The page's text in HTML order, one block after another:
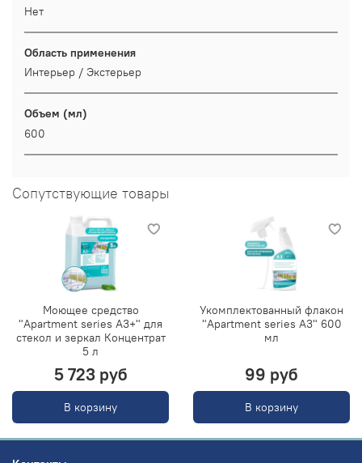
Нет
Область применения
Интерьер / Экстерьер
Объем (мл)
600
Сопутствующие товары
Моющее средство
"Apartment series А3+" для
стекол и зеркал Концентрат
5 л
5 723 руб
В корзину
Укомплектованный флакон
"Apartment series А3" 600
мл
99 руб
В корзину